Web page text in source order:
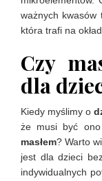
ważnych kwasów
która trafi na
Czy
dla
Kiedy myślimy o
że musi być ono
masłem? Warto
jest dla dzieci
indywidualnych